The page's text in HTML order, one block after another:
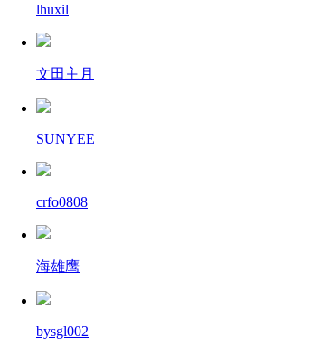
lhuxil
文田主月
SUNYEE
crfo0808
海雄鹰
bysgl002